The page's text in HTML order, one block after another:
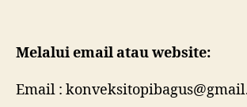
Melalui email atau website:
Email :